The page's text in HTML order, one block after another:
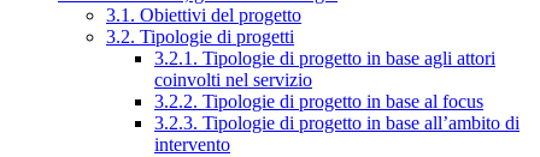
3.1. Obiettivi del progetto
3.2. Tipologie di progetti
3.2.1. Tipologie di progetto in base agli attori
coinvolti nel servizio
3.2.2. Tipologie di progetto in base al focus
3.2.3. Tipologie di progetto in base all’ambito di
intervento